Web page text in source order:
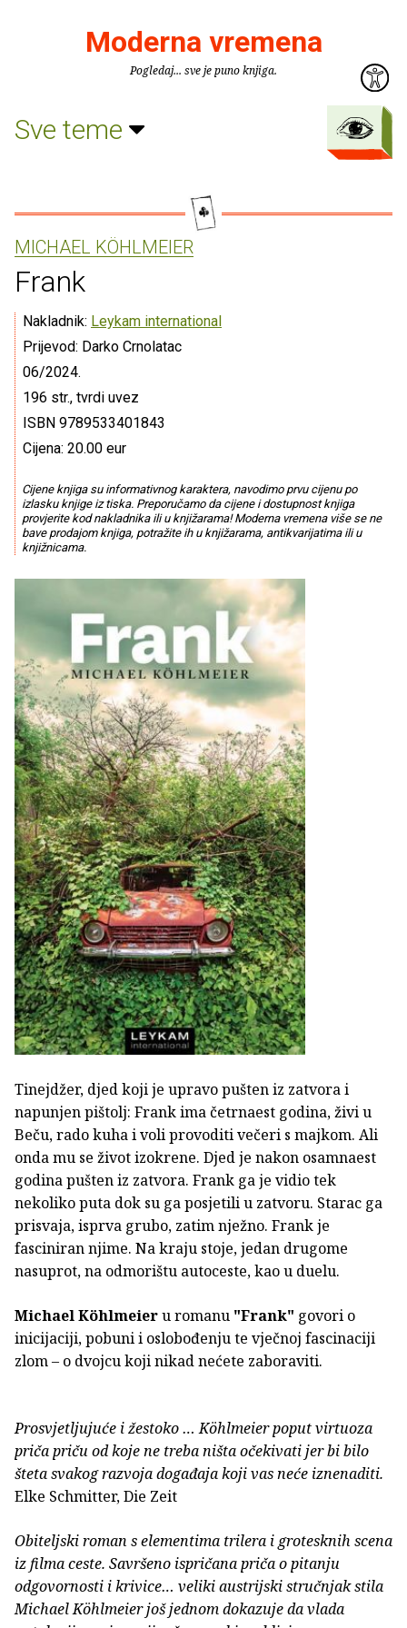
Moderna vremena
Pogledaj... sve je puno knjiga.
Sve teme
MICHAEL KÖHLMEIER
Frank
Nakladnik: Leykam international
Prijevod: Darko Crnolatac
06/2024.
196 str., tvrdi uvez
ISBN 9789533401843
Cijena: 20.00 eur
Cijene knjiga su informativnog karaktera, navodimo prvu cijenu po
izlasku knjige iz tiska. Preporučamo da cijene i dostupnost knjiga
provjerite kod nakladnika ili u knjižarama! Moderna vremena više se ne
bave prodajom knjiga, potražite ih u knjižarama, antikvarijatima ili u
knjižnicama.
Tinejdžer, djed koji je upravo pušten iz zatvora i
napunjen pištolj: Frank ima četrnaest godina, živi u
Beču, rado kuha i voli provoditi večeri s majkom. Ali
onda mu se život izokrene. Djed je nakon osamnaest
godina pušten iz zatvora. Frank ga je vidio tek
nekoliko puta dok su ga posjetili u zatvoru. Starac ga
prisvaja, isprva grubo, zatim nježno. Frank je
fasciniran njime. Na kraju stoje, jedan drugome
nasuprot, na odmorištu autoceste, kao u duelu.
Michael Köhlmeieru romanu "Frank" govori o
inicijaciji, pobuni i oslobođenju te vječnoj fascinaciji
zlom – o dvojcu koji nikad nećete zaboraviti.
Prosvjetljujuće i žestoko … Köhlmeier poput virtuoza
priča priču od koje ne treba ništa očekivati jer bi bilo
šteta svakog razvoja događaja koji vas neće iznenaditi.
Elke Schmitter, Die Zeit
Obiteljski roman s elementima trilera i grotesknih scena
iz filma ceste. Savršeno ispričana priča o pitanju
odgovornosti i krivice… veliki austrijski stručnjak stila
Michael Köhlmeier još jednom dokazuje da vlada